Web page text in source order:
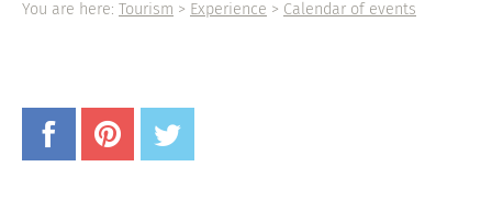
You are here: Tourism > Experience > Calendar of events